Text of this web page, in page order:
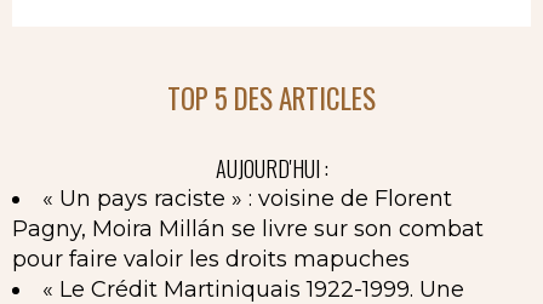
TOP 5 DES ARTICLES
AUJOURD'HUI :
« Un pays raciste » : voisine de Florent
Pagny, Moira Millán se livre sur son combat
pour faire valoir les droits mapuches
« Le Crédit Martiniquais 1922-1999. Une